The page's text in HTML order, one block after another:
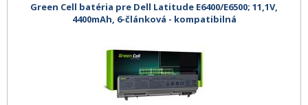
Green Cell batéria pre Dell Latitude E6400/E6500; 11,1V,
4400mAh, 6-článková - kompatibilná